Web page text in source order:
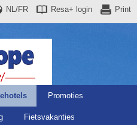
Print
Resa+ login
NL/FR
Promoties
Fietsvakanties